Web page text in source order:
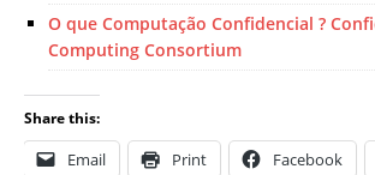
O que Computação Confidencial ?
Computing Consortium
Share this:
Email Print Facebook